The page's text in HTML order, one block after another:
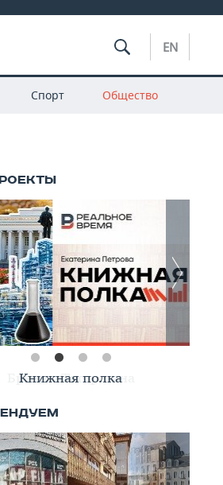
EN
Спорт Общество
Книжная полка